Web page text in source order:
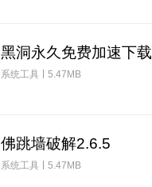
黑洞永久免费加速下载
系统工具 5.47MB
佛跳墙破解2.6.5
系统工具 5.47MB